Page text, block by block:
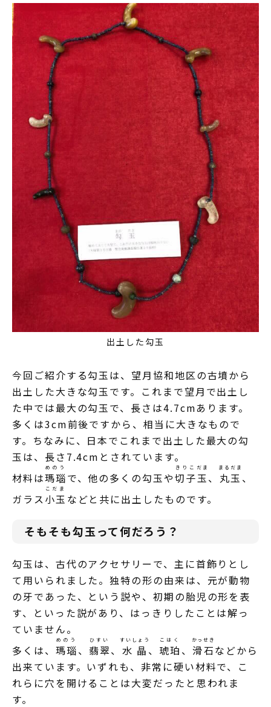
出土した勾玉
今回ご紹介する勾玉は、望月協和地区の古墳から
出土した大きな勾玉です。これまで望月で出土し
た中では最大の勾玉で、長さは4.7cmあります。
多くは3cm前後ですから、相当に大きなもので
す。ちなみに、日本でこれまで出土した最大の勾
玉は、長さ7.4cmとされています。
材料は瑪瑙
めのう
で、他の多くの勾玉や切子
きりこ
玉
だま
、 丸玉
まるだま
、
ガラス小玉
こだま
などと共に出土したものです。
そもそも勾玉って何だろう？
勾玉は、古代のアクセサリーで、主に首飾りとし
て用いられました。独特の形の由来は、元が動物
の牙であった、という説や、初期の胎児の形を表
す、といった説があり、はっきりしたことは解っ
ていません。
多くは、 瑪瑙
めのう
、 翡翠
ひすい
、 水晶
すいしょう
、 琥珀
こはく
、 滑石
かっせき
などから
出来ています。いずれも、非常に硬い材料で、こ
れらに穴を開けることは大変だったと思われま
す。